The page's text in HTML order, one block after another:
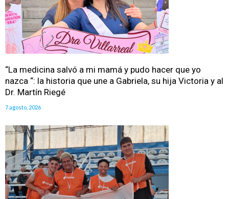
“La medicina salvó a mi mamá y pudo hacer que yo
nazca “: la historia que une a Gabriela, su hija Victoria y al
Dr. Martín Riegé
7 agosto, 2026